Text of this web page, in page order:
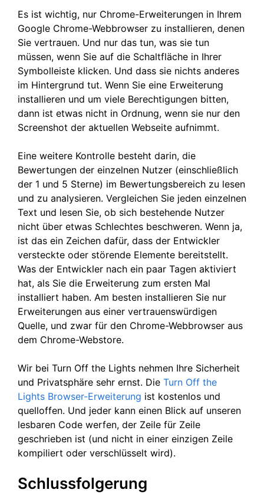
Es ist wichtig, nur Chrome-Erweiterungen in Ihrem
Google Chrome-Webbrowser zu installieren, denen
Sie vertrauen. Und nur das tun, was sie tun
müssen, wenn Sie auf die Schaltfläche in Ihrer
Symbolleiste klicken. Und dass sie nichts anderes
im Hintergrund tut. Wenn Sie eine Erweiterung
installieren und um viele Berechtigungen bitten,
dann ist etwas nicht in Ordnung, wenn sie nur den
Screenshot der aktuellen Webseite aufnimmt.
Eine weitere Kontrolle besteht darin, die
Bewertungen der einzelnen Nutzer (einschließlich
der 1 und 5 Sterne) im Bewertungsbereich zu lesen
und zu analysieren. Vergleichen Sie jeden einzelnen
Text und lesen Sie, ob sich bestehende Nutzer
nicht über etwas Schlechtes beschweren. Wenn ja,
ist das ein Zeichen dafür, dass der Entwickler
versteckte oder störende Elemente bereitstellt.
Was der Entwickler nach ein paar Tagen aktiviert
hat, als Sie die Erweiterung zum ersten Mal
installiert haben. Am besten installieren Sie nur
Erweiterungen aus einer vertrauenswürdigen
Quelle, und zwar für den Chrome-Webbrowser aus
dem Chrome-Webstore.
Wir bei Turn Off the Lights nehmen Ihre Sicherheit
und Privatsphäre sehr ernst. Die Turn Off the
Lights Browser-Erweiterung ist kostenlos und
quelloffen. Und jeder kann einen Blick auf unseren
lesbaren Code werfen, der Zeile für Zeile
geschrieben ist (und nicht in einer einzigen Zeile
kompiliert oder verschlüsselt wird).
Schlussfolgerung